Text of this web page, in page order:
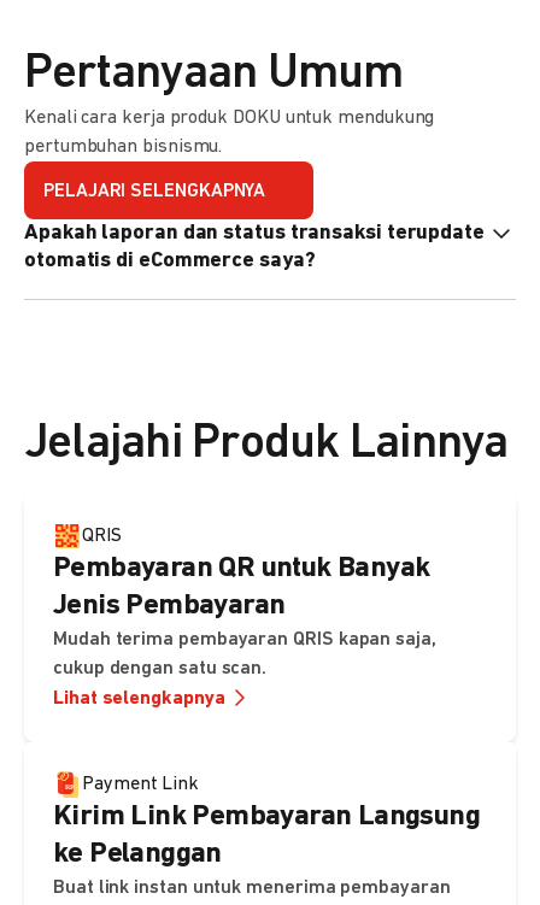
Pertanyaan Umum
Kenali cara kerja produk DOKU untuk mendukung
pertumbuhan bisnismu.
PELAJARI SELENGKAPNYA
Apakah laporan dan status transaksi terupdate
otomatis di eCommerce saya?
Jelajahi Produk Lainnya
QRIS
Pembayaran QR untuk Banyak
Jenis Pembayaran
Mudah terima pembayaran QRIS kapan saja,
cukup dengan satu scan.
Lihat selengkapnya
Payment Link
Kirim Link Pembayaran Langsung
ke Pelanggan
Buat link instan untuk menerima pembayaran